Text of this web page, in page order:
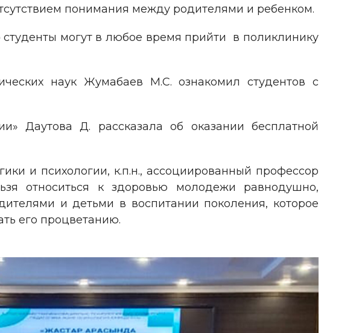
понимания между родителями и ребенком.
студенты могут в любое время прийти в поликлинику
наук Жумабаев М.С. ознакомил студентов с
Даутова Д. рассказала об оказании бесплатной
и психологии, к.п.н., ассоциированный профессор
относиться к здоровью молодежи равнодушно,
и детьми в воспитании поколения, которое
его процветанию.